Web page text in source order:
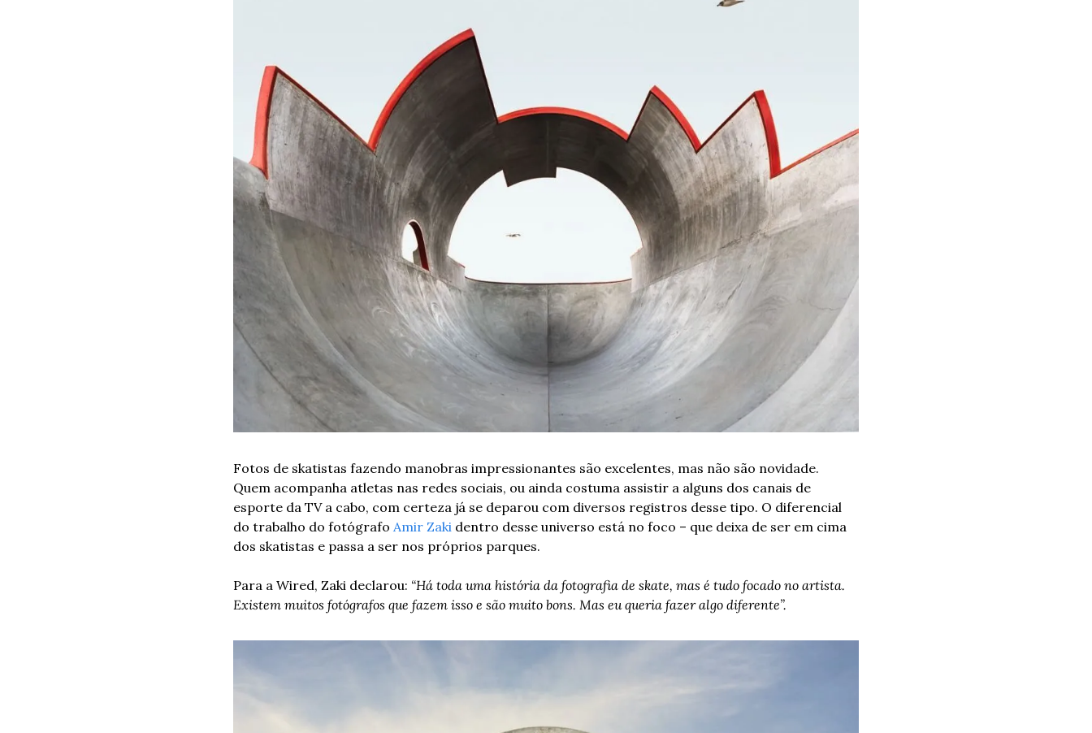
Fotos de skatistas fazendo manobras impressionantes são excelentes, mas não são novidade.
Quem acompanha atletas nas redes sociais, ou ainda costuma assistir a alguns dos canais de
esporte da TV a cabo, com certeza já se deparou com diversos registros desse tipo. O diferencial
do trabalho do fotógrafo Amir Zaki dentro desse universo está no foco – que deixa de ser em cima
dos skatistas e passa a ser nos próprios parques.
Para a Wired, Zaki declarou: “Há toda uma história da fotografia de skate, mas é tudo focado no artista.
Existem muitos fotógrafos que fazem isso e são muito bons. Mas eu queria fazer algo diferente”.